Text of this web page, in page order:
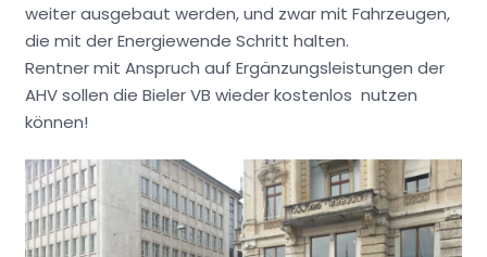
weiter ausgebaut werden, und zwar mit Fahrzeugen,
die mit der Energiewende Schritt halten.
Rentner mit Anspruch auf Ergänzungsleistungen der
AHV sollen die Bieler VB wieder kostenlos nutzen
können!